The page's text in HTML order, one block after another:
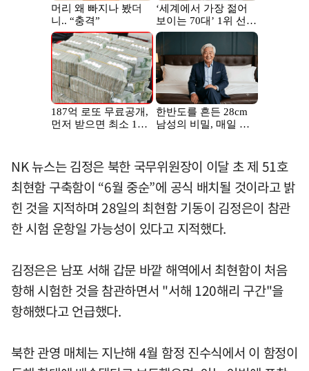
NK 뉴스는 김정은 북한 국무위원장이 이달 초 제 51호
최현함 구축함이 “6월 중순”에 공식 배치될 것이라고 밝
힌 것을 지적하며 28일의 최현함 기동이 김정은이 참관
한 시험 운항일 가능성이 있다고 지적했다.
김정은은 남포 서해 갑문 바깥 해역에서 최현함이 처음
항해 시험한 것을 참관하면서 "서해 120해리 구간"을
항해했다고 언급했다.
북한 관영 매체는 지난해 4월 함정 진수식에서 이 함정이